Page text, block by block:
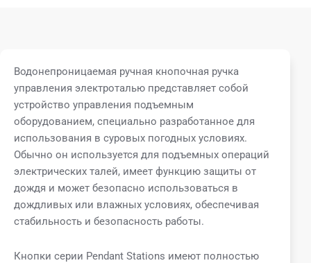
Водонепроницаемая ручная кнопочная ручка
управления электроталью представляет собой
устройство управления подъемным
оборудованием, специально разработанное для
использования в суровых погодных условиях.
Обычно он используется для подъемных операций
электрических талей, имеет функцию защиты от
дождя и может безопасно использоваться в
дождливых или влажных условиях, обеспечивая
стабильность и безопасность работы.
Кнопки серии Pendant Stations имеют полностью